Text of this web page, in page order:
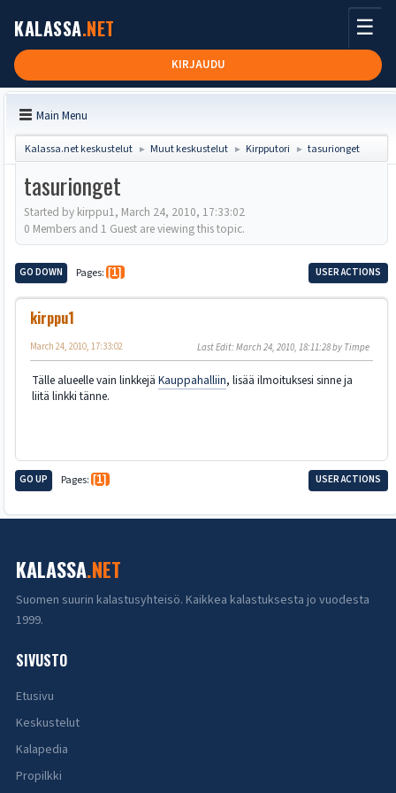
KALASSA.NET
KIRJAUDU
☰
Main Menu
Kalassa.net keskustelut ► Muut keskustelut ► Kirpputori ► tasurionget
tasurionget
Started by kirppu1, March 24, 2010, 17:33:02
0 Members and 1 Guest are viewing this topic.
GO DOWN Pages 1 USER ACTIONS
kirppu1
March 24, 2010, 17:33:02 Last Edit: March 24, 2010, 18:11:28 by Timpe
Tälle alueelle vain linkkejä Kauppahalliin, lisää ilmoituksesi sinne ja
liitä linkki tänne.
GO UP Pages 1 USER ACTIONS
KALASSA.NET
Suomen suurin kalastusyhteisö. Kaikkea kalastuksesta jo vuodesta
1999.
SIVUSTO
Etusivu
Keskustelut
Kalapedia
Propilkki